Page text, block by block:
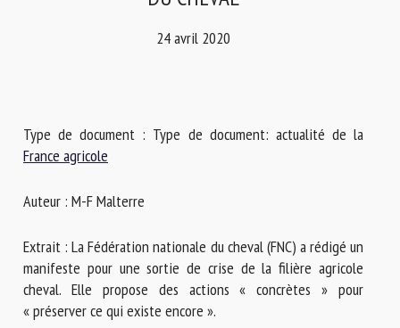
24 avril 2020
Type de document : Type de document: actualité de la
France agricole
Auteur : M-F Malterre
Extrait : La Fédération nationale du cheval (FNC) a rédigé un
manifeste pour une sortie de crise de la filière agricole
cheval. Elle propose des actions « concrètes » pour
« préserver ce qui existe encore ».
Veuillez remplir le formulaire ci-dessous pour vous inscrire à
notre newsletter :
Prénom *